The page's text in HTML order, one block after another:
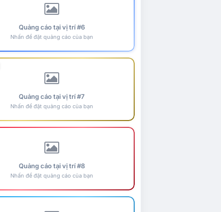
Quảng cáo tại vị trí #6
Nhấn để đặt quảng cáo của bạn
Quảng cáo tại vị trí #7
Nhấn để đặt quảng cáo của bạn
Quảng cáo tại vị trí #8
Nhấn để đặt quảng cáo của bạn